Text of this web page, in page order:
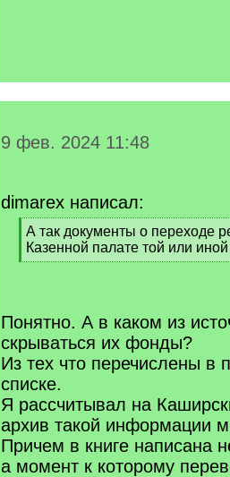
9 фев. 2024 11:48
dimarex написал:
[
q
]
А так документы о переходе
Казенной палате той или
[
Понятно. А в каком из
скрываться их фонды?
Из тех что перечислены в
списке.
Я рассчитывал на
архив такой информации
Причем в книге написана
а момент к которому